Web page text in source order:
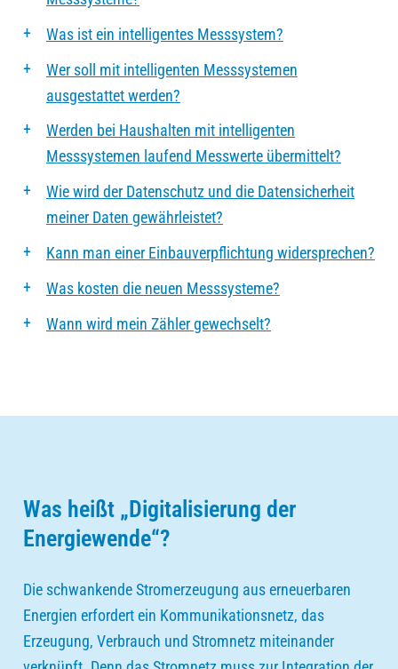
Was ist ein intelligentes Messsystem?
Wer soll mit intelligenten Messsystemen
ausgestattet werden?
Werden bei Haushalten mit intelligenten
Messsystemen laufend Messwerte übermittelt?
Wie wird der Datenschutz und die Datensicherheit
meiner Daten gewährleistet?
Kann man einer Einbauverpflichtung widersprechen?
Was kosten die neuen Messsysteme?
Wann wird mein Zähler gewechselt?
Was heißt „Digitalisierung der
Energiewende“?
Die schwankende Stromerzeugung aus erneuerbaren
Energien erfordert ein Kommunikationsnetz, das
Erzeugung, Verbrauch und Stromnetz miteinander